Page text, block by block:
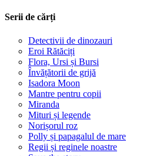
Serii de cărți
Detectivii de dinozauri
Eroi Rătăciți
Flora, Ursi și Bursi
Învățătorii de grijă
Isadora Moon
Mantre pentru copii
Miranda
Mituri și legende
Norișorul roz
Polly și papagalul de mare
Regii și reginele noastre